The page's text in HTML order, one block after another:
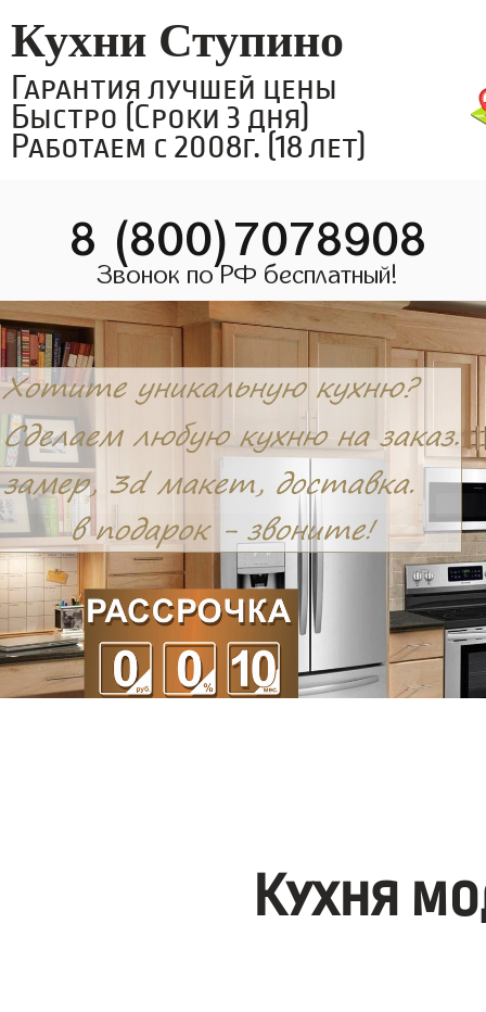
Кухни Ступино
Гарантия лучшей цены
Быстро (Сроки 3 дня)
Работаем с 2008г. (18 лет)
8 (800)7078908
Звонок по РФ бесплатный!
Кухня